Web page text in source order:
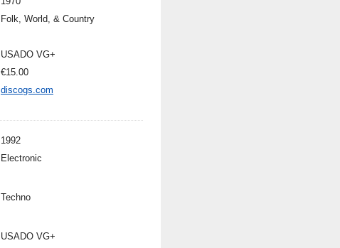
Folk, World, & Country
USADO VG+
€15.00
discogs.com
1992
Electronic
Techno
USADO VG+